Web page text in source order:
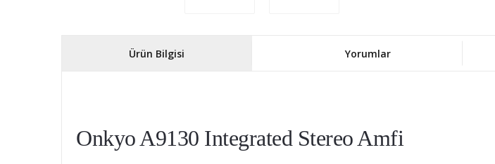
Ürün Bilgisi Yorumlar
Onkyo A9130 Integrated Stereo Amfi